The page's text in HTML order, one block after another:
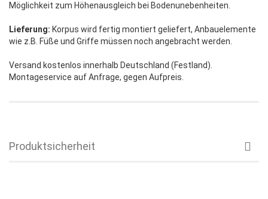
Möglichkeit zum Höhenausgleich bei Bodenunebenheiten.
Lieferung: Korpus wird fertig montiert geliefert, Anbauelemente
wie z.B. Füße und Griffe müssen noch angebracht werden.
Versand kostenlos innerhalb Deutschland (Festland).
Montageservice auf Anfrage, gegen Aufpreis.
Produktsicherheit